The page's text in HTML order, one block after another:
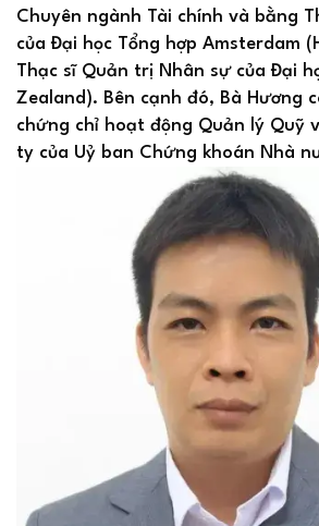
Chuyên ngành Tài chính và bằng
của Đại học Tổng hợp Amsterdam
Thạc sĩ Quản trị Nhân sự của Đại
Zealand). Bên cạnh đó, Bà Hương
chứng chỉ hoạt động Quản lý Quỹ
ty của Uỷ ban Chứng khoán Nhà